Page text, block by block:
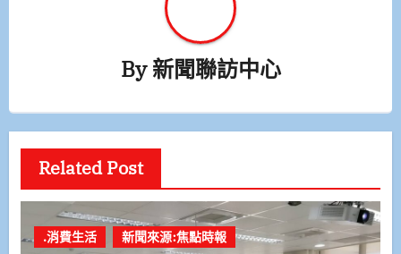
By新聞聯訪中心
Related Post
.消費生活 新聞來源:焦點時報